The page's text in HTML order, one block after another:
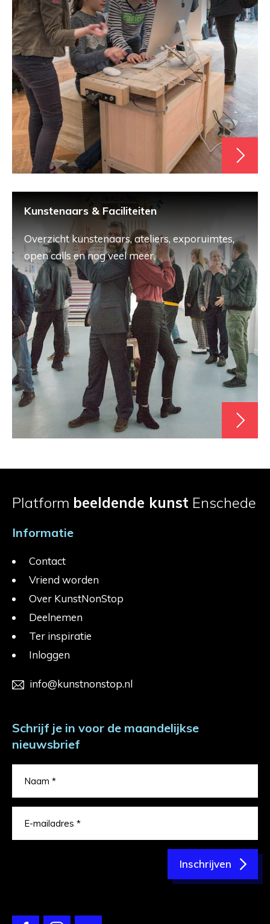
Kunstenaars & Faciliteiten
Overzicht kunstenaars, ateliers, exporuimtes,
open calls en nog veel meer.
Platform beeldende kunst Enschede
Informatie
Contact
Vriend worden
Over KunstNonStop
Deelnemen
Ter inspiratie
Inloggen
info@kunstnonstop.nl
Schrijf je in voor de maandelijkse
nieuwsbrief
Inschrijven